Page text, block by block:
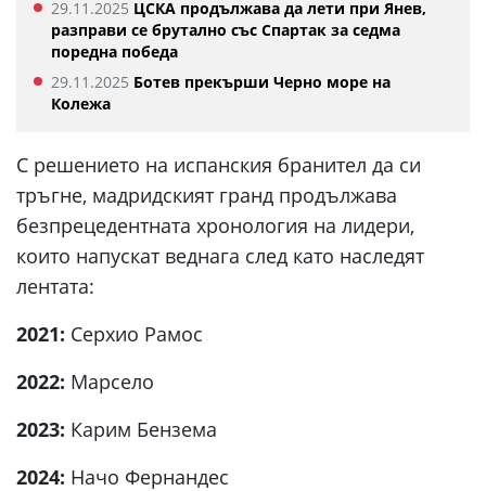
29.11.2025 ЦСКА продължава да лети при Янев,
разправи се брутално със Спартак за седма
поредна победа
29.11.2025 Ботев прекърши Черно море на
Колежа
С решението на испанския бранител да си
тръгне, мадридският гранд продължава
безпрецедентната хронология на лидери,
които напускат веднага след като наследят
лентата:
2021: Серхио Рамос
2022: Марсело
2023: Карим Бензема
2024: Начо Фернандес